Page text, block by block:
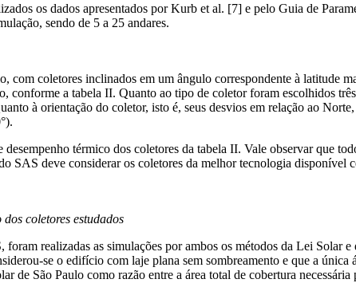
os dados apresentados por Kurb et al. [7] e pelo Guia de
sendo de 5 a 25 andares.
coletores inclinados em um ângulo correspondente à latitude
conforme a tabela II. Quanto ao tipo de coletor foram escolhidos
à orientação do coletor, isto é, seus desvios em relação ao
térmico dos coletores da tabela II. Vale observar que
SAS deve considerar os coletores da melhor tecnologia disponível
coletores estudados
realizadas as simulações por ambos os métodos da Lei Solar
se o edifício com laje plana sem sombreamento e que a
de São Paulo como razão entre a área total de cobertura